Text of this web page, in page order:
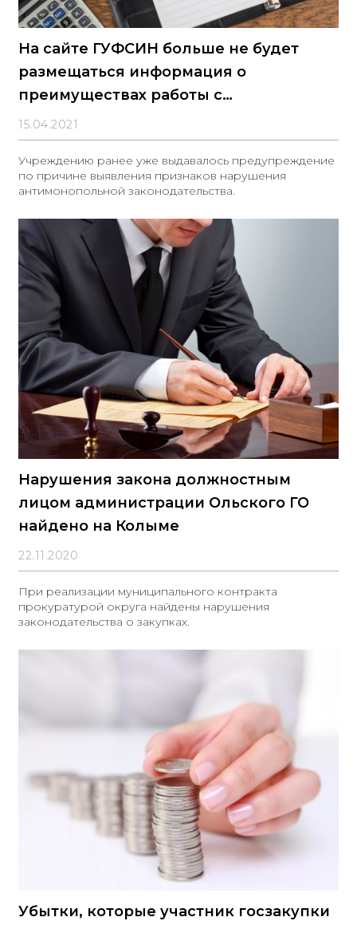
На сайте ГУФСИН больше не будет
размещаться информация о
преимуществах работы с
организацией
15.04.2021
Учреждению ранее уже выдавалось предупреждение
по причине выявления признаков нарушения
антимонопольной законодательства.
Нарушения закона должностным
лицом администрации Ольского ГО
найдено на Колыме
22.11.2020
При реализации муниципального контракта
прокуратурой округа найдены нарушения
законодательства о закупках.
Убытки, которые участник госзакупки